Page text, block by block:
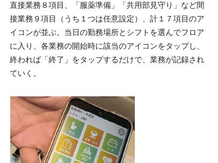
直接業務８項目、「服薬準備」「共用部見守り」など間
接業務９項目（うち１つは任意設定）、計１７項目のア
イコンが並ぶ。当日の勤務場所とシフトを選んでフロア
に入り、各業務の開始時に該当のアイコンをタップし、
終われば「終了」をタップするだけで、業務が記録され
ていく。